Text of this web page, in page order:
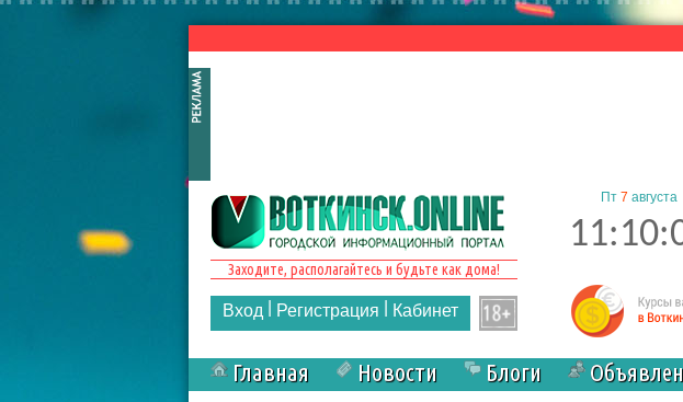
Заходите, располагайтесь и будьте как дома!
Вход Регистрация Кабинет
Пт 7 августа
Главная Новости Блоги